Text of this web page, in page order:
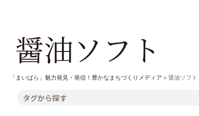
醤油ソフト
「まいばら」魅力発見・発信！豊かなまちづくりメディア » 醤油ソフト